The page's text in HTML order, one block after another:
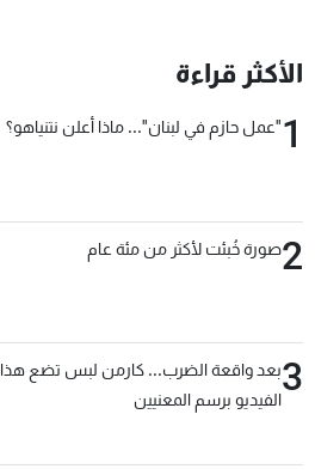
الأكثر قراءة
1"عمل حازم في لبنان"... ماذا أعلن نتنياهو؟
2صورة خُبئت لأكثر من مئة عام
3بعد واقعة الضرب... كارمن لبس تضع هذا
الفيديو برسم المعنيين